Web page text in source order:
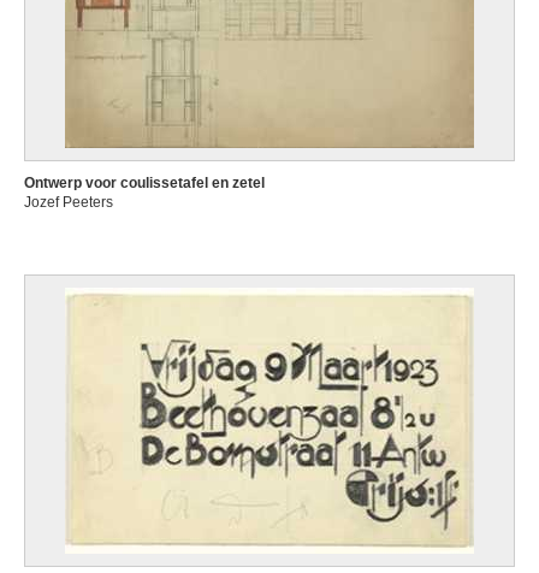
Ontwerp voor coulissetafel en zetel
Jozef Peeters